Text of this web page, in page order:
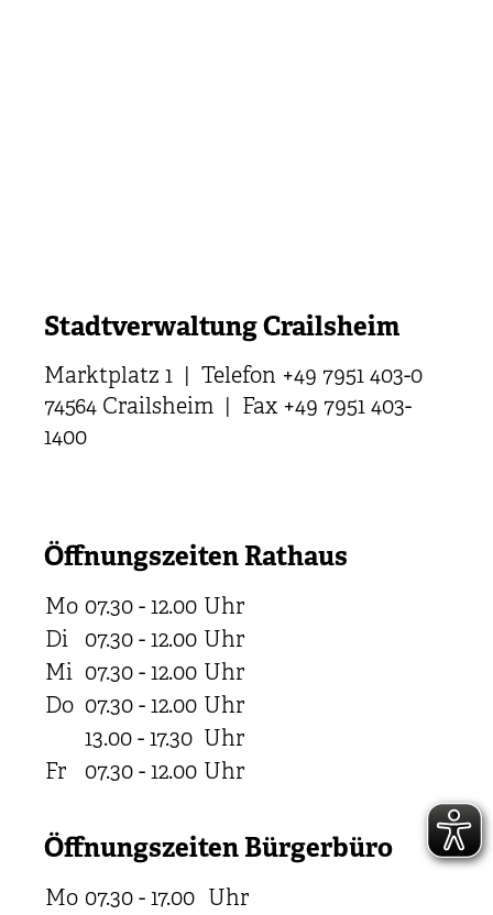
Stadtverwaltung Crailsheim
Marktplatz 1 | Telefon +49 7951 403-0
74564 Crailsheim | Fax +49 7951 403-
1400
Öffnungszeiten Rathaus
Mo 07.30 - 12.00 Uhr
Di
07.30 - 12.00 Uhr
Mi 07.30 - 12.00 Uhr
Do 07.30 - 12.00 Uhr
13.00 - 17.30 Uhr
Fr
07.30 - 12.00 Uhr
Öffnungszeiten Bürgerbüro
Mo 07.30 - 17.00 Uhr